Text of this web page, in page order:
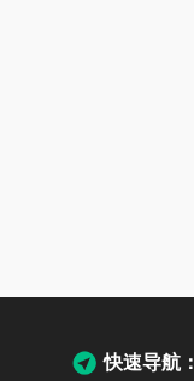
快速导航：